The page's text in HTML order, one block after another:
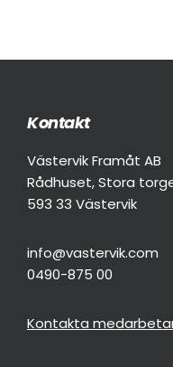
Footer
Kontakt
Västervik Framåt AB
Rådhuset, Stora
593 33 Västervik
info@vastervik.com
0490-875 00
Kontakta